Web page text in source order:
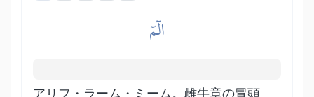
الٓمٓ
アリフ・ラーム・ミーム。雌牛章の冒頭